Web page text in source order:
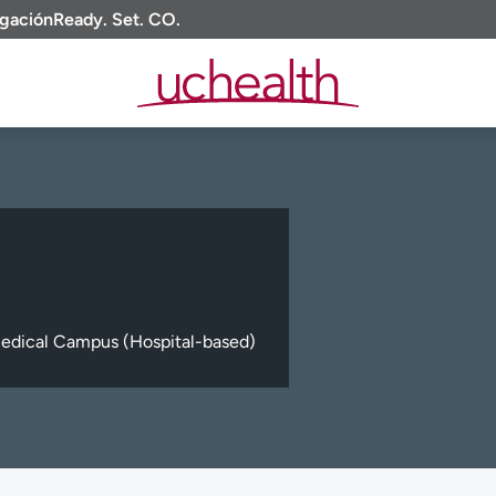
Ready. Set. CO.
Campus (Hospital-based)